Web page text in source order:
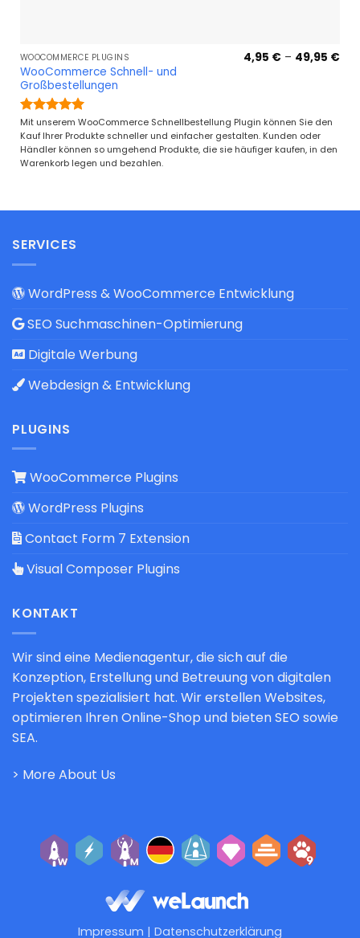
WOOCOMMERCE PLUGINS
WooCommerce Schnell- und
Großbestellungen
Bewertet
mit5von
5
4,95 € – 49,95 €
Mit unserem WooCommerce Schnellbestellung Plugin können Sie den
Kauf Ihrer Produkte schneller und einfacher gestalten. Kunden oder
Händler können so umgehend Produkte, die sie häufiger kaufen, in den
Warenkorb legen und bezahlen.
SERVICES
WordPress & WooCommerce Entwicklung
SEO Suchmaschinen-Optimierung
Digitale Werbung
Webdesign & Entwicklung
PLUGINS
WooCommerce Plugins
WordPress Plugins
Contact Form 7 Extension
Visual Composer Plugins
KONTAKT
Wir sind eine Medienagentur, die sich auf die
Konzeption, Erstellung und Betreuung von digitalen
Projekten spezialisiert hat. Wir erstellen Websites,
optimieren Ihren Online-Shop und bieten SEO sowie
SEA.
> More About Us
Impressum | Datenschutzerklärung